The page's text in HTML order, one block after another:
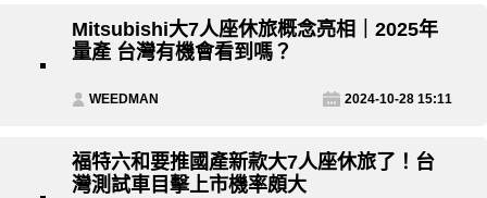
Mitsubishi大7人座休旅概念亮相｜2025年
量產 台灣有機會看到嗎？
WEEDMAN 2024-10-28 15:11
福特六和要推國產新款大7人座休旅了！台
灣測試車目擊上市機率頗大